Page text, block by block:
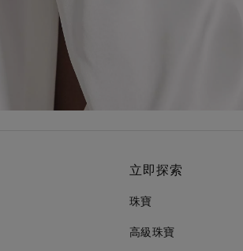
立即探索
珠寶
高級珠寶